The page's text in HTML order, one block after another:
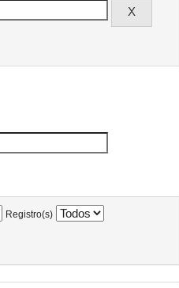
Registro(s)